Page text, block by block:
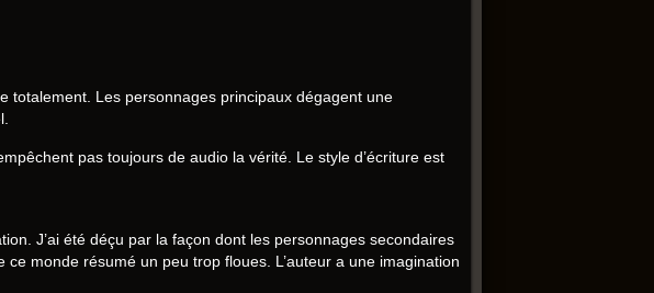
totalement. Les personnages principaux dégagent une
pas toujours de audio la vérité. Le style d’écriture est
J’ai été déçu par la façon dont les personnages secondaires
monde résumé un peu trop floues. L’auteur a une imagination